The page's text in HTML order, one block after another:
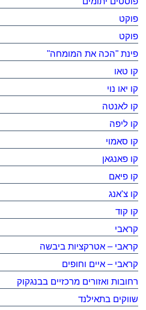
פוקט
פוקט
פינת "הכה את המומחה"
קו טאו
קו יאו נוי
קו לאנטה
קו ליפה
קו סאמוי
קו פאנגאן
קו פיאם
קו צ'אנג
קו קוד
קראבי
קראבי – אטרקציות ביבשה
קראבי – איים וחופים
רחובות ואזורים מרכזיים בבנגקוק
שווקים בתאילנד